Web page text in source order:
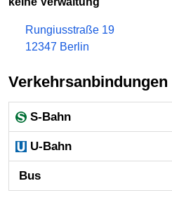
Rungiusstraße 19
12347 Berlin
Verkehrsanbindungen
S-Bahn
U-Bahn
Bus